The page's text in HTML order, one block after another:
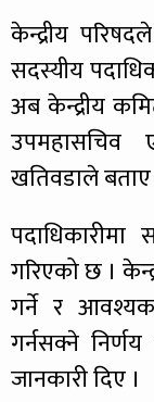
केन्द्रीय
सदस्यीय
अब केन्द्रीय
उपमहासचिव
खतिवडाले बताए
पदाधिकारीमा
गरिएको छ ।
गर्ने र
गर्नसक्ने
जानकारी दिए ।